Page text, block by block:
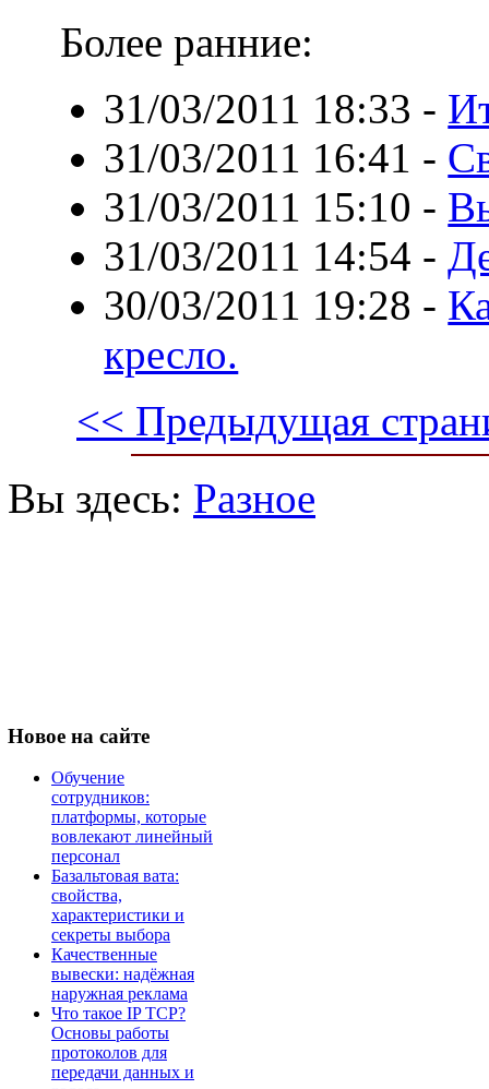
Более ранние:
31/03/2011 18:33 -
31/03/2011 16:41 -
31/03/2011 15:10 -
31/03/2011 14:54 -
30/03/2011 19:28 -
кресло.
<< Предыдущая
Вы здесь: Разное
Новое на сайте
Обучение
сотрудников:
платформы, которые
вовлекают линейный
персонал
Базальтовая вата:
свойства,
характеристики и
секреты выбора
Качественные
вывески: надёжная
наружная реклама
Что такое IP TCP?
Основы работы
протоколов для
передачи данных и